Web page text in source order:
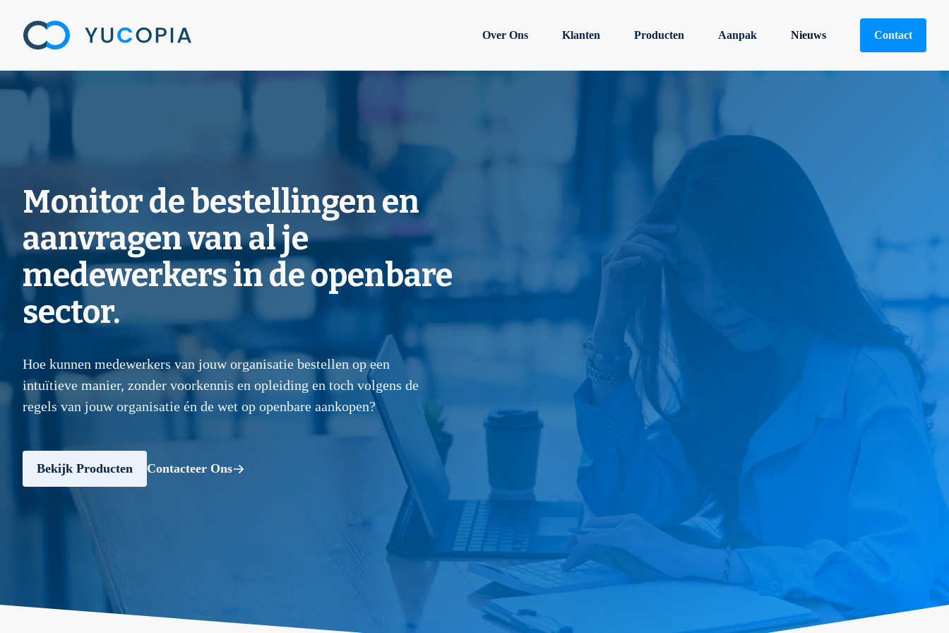
Over Ons Klanten Producten Aanpak Nieuws Contact
Monitor de bestellingen en
aanvragen van al je
medewerkers in de openbare
sector.
Hoe kunnen medewerkers van jouw organisatie bestellen op een
intuïtieve manier, zonder voorkennis en opleiding en toch volgens de
regels van jouw organisatie én de wet op openbare aankopen?
Bekijk Producten Contacteer Ons